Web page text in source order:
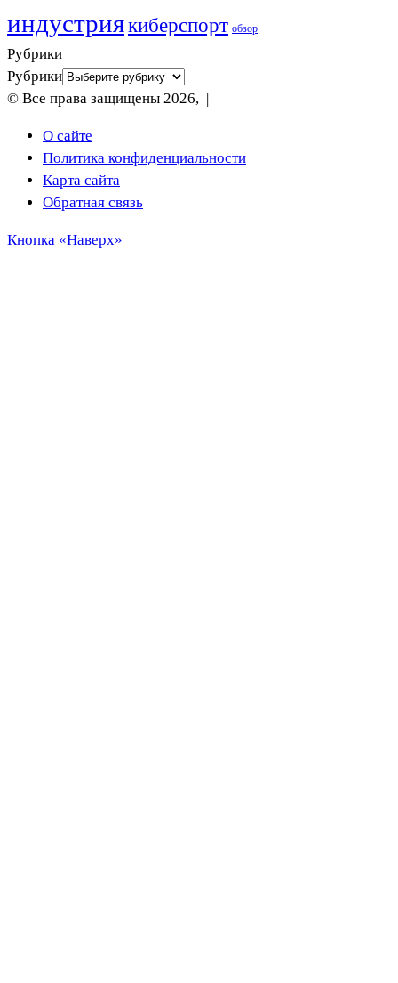
индустриякиберспорт обзор
Рубрики
Рубрики
© Все права защищены 2026, |
О сайте
Политика конфиденциальности
Карта сайта
Обратная связь
Кнопка «Наверх»